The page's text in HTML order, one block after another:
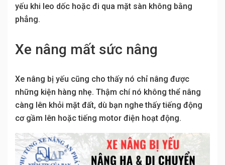
yếu khi leo dốc hoặc đi qua mặt sàn không bằng
phẳng.
Xe nâng mất sức nâng
Xe nâng bị yếu cũng cho thấy nó chỉ nâng được
những kiện hàng nhẹ. Thậm chí nó không thể nâng
càng lên khỏi mặt đất, dù bạn nghe thấy tiếng động
cơ gầm lên hoặc tiếng motor điện hoạt động.